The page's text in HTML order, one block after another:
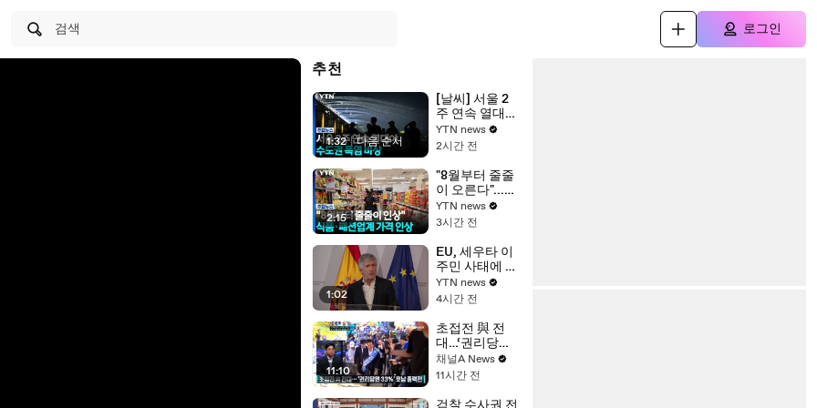
검색 로그인
추천
1:32 | 다음 순서
[날씨] 서울 2
주 연속 열대
야...수도권 폭
염 비상, '중대
YTN
YTN news
2시간 전
2:15
"8월부터 줄줄
이 오른다"...식
품·패션업계 가
격 인상 본격화
YTN news
3시간 전
1:02
EU, 세우타 이
주민 사태에 긴
급회의...국경
강화 논의 /
YTN news
4시간 전
11:10
초접전 與 전
대…‘권리당원
33%’ 호남 총
력전
채널A News
11시간 전